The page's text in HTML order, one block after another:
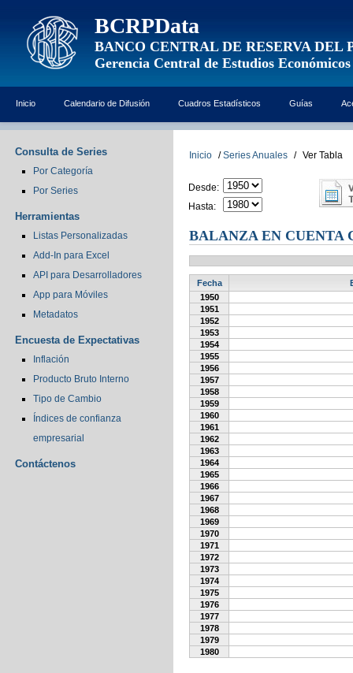
BCRPData
BANCO CENTRAL DE RESERVA DEL
Gerencia Central de Estudios Económicos
Inicio Calendario de Difusión Cuadros Estadísticos Guías
Consulta de Series
Por Categoría
Por Series
Herramientas
Listas Personalizadas
Add-In para Excel
API para Desarrolladores
App para Móviles
Metadatos
Encuesta de Expectativas
Inflación
Producto Bruto Interno
Tipo de Cambio
Índices de confianza
empresarial
Contáctenos
Inicio / Series Anuales / Ver Tabla
Desde:
Hasta:
BALANZA EN CUENTA
Fecha
1950
1951
1952
1953
1954
1955
1956
1957
1958
1959
1960
1961
1962
1963
1964
1965
1966
1967
1968
1969
1970
1971
1972
1973
1974
1975
1976
1977
1978
1979
1980